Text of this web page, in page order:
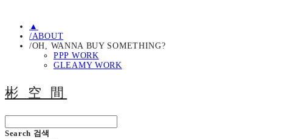
▲
/ABOUT
/OH, WANNA BUY SOMETHING?
PPP WORK
GLEAMY WORK
彬 空 間
Search 검색